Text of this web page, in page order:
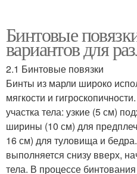
Бинтовые
вариантов для
2.1 Бинтовые повязки
Бинты из марли широко
мягкости и
участка тела: узкие (5 см)
ширины (10 см) для
16 см) для туловища и
выполняется снизу вверх,
тела. В процессе